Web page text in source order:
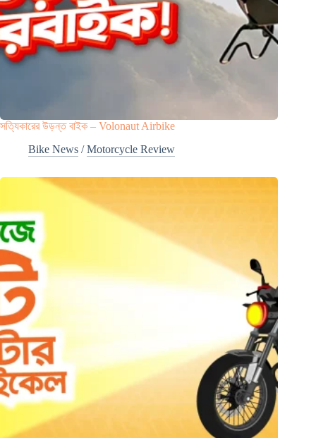
সত্যিকারের উড়ন্ত বাইক – Volonaut Airbike
Bike News /Motorcycle Review